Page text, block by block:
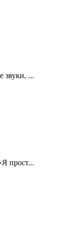
звуки, ...
прост...